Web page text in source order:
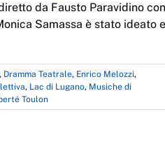
da Fausto Paravidino
Samassa è stato ideato
, Dramma Teatrale, Enrico Melozzi,
, Lac di Lugano, Musiche di
Toulon